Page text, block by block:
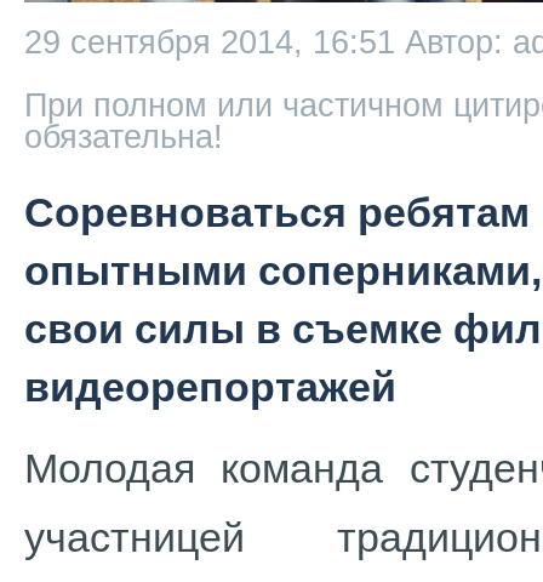
29 сентября 2014, 16:51 Автор:
При полном или частичном
обязательна!
Соревноваться
опытными
свои силы в съемке
видеорепортажей
Молодая команда
участницей